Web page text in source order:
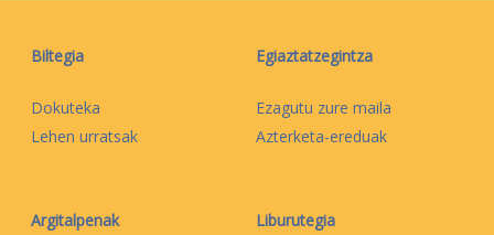
Biltegia
Dokuteka
Lehen urratsak
Egiaztatzegintza
Ezagutu zure maila
Azterketa-ereduak
Argitalpenak Liburutegia